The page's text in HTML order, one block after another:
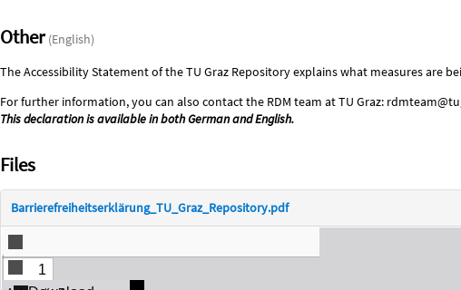
Other(English)
The Accessibility Statement of the TU Graz Repository explains what measures
For further information, you can also contact the RDM team at TU Graz:
This declaration is available in both German and English.
Files
Barrierefreiheitserklärung_TU_Graz_Repository.pdf